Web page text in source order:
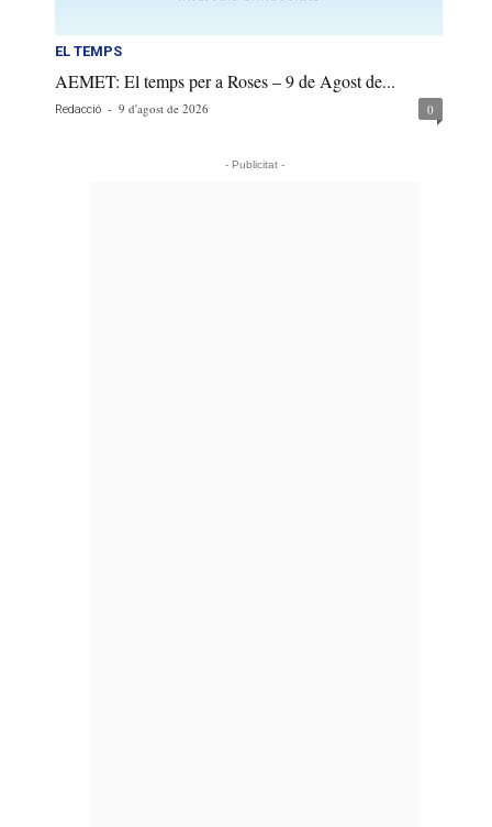
EL TEMPS
AEMET: El temps per a Roses – 9 de Agost de...
Redacció - 9 d'agost de 2026 0
- Publicitat -